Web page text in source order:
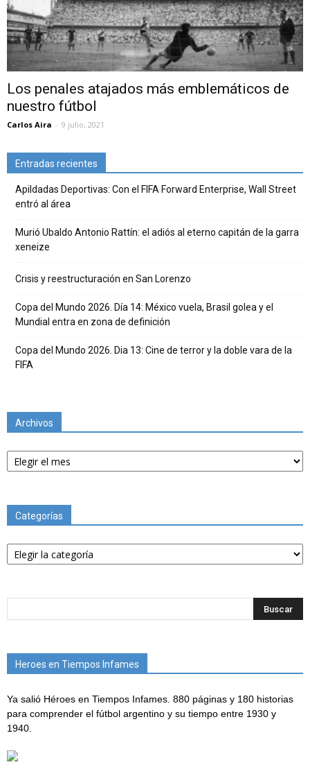
Los penales atajados más emblemáticos de
nuestro fútbol
Carlos Aira - 9 julio, 2021
Entradas recientes
Apildadas Deportivas: Con el FIFA Forward Enterprise, Wall Street
entró al área
Murió Ubaldo Antonio Rattín: el adiós al eterno capitán de la garra
xeneize
Crisis y reestructuración en San Lorenzo
Copa del Mundo 2026. Día 14: México vuela, Brasil golea y el
Mundial entra en zona de definición
Copa del Mundo 2026. Dia 13: Cine de terror y la doble vara de la
FIFA
Archivos
Archivos
Categorías
Categorías
Heroes en Tiempos Infames
Ya salió Héroes en Tiempos Infames. 880 páginas y 180 historias
para comprender el fútbol argentino y su tiempo entre 1930 y
1940.